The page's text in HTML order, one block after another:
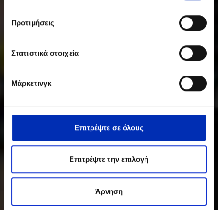
Προτιμήσεις
Στατιστικά στοιχεία
Μάρκετινγκ
Επιτρέψτε σε όλους
Επιτρέψτε την επιλογή
Άρνηση